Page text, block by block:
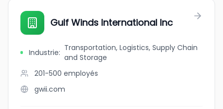
Gulf Winds International Inc
Industrie: Transportation, Logistics, Supply Chain
and Storage
201-500 employés
gwii.com